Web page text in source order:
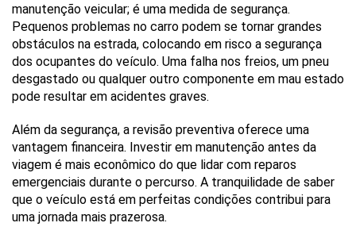
manutenção veicular; é uma medida de segurança.
Pequenos problemas no carro podem se tornar grandes
obstáculos na estrada, colocando em risco a segurança
dos ocupantes do veículo. Uma falha nos freios, um pneu
desgastado ou qualquer outro componente em mau estado
pode resultar em acidentes graves.
Além da segurança, a revisão preventiva oferece uma
vantagem financeira. Investir em manutenção antes da
viagem é mais econômico do que lidar com reparos
emergenciais durante o percurso. A tranquilidade de saber
que o veículo está em perfeitas condições contribui para
uma jornada mais prazerosa.